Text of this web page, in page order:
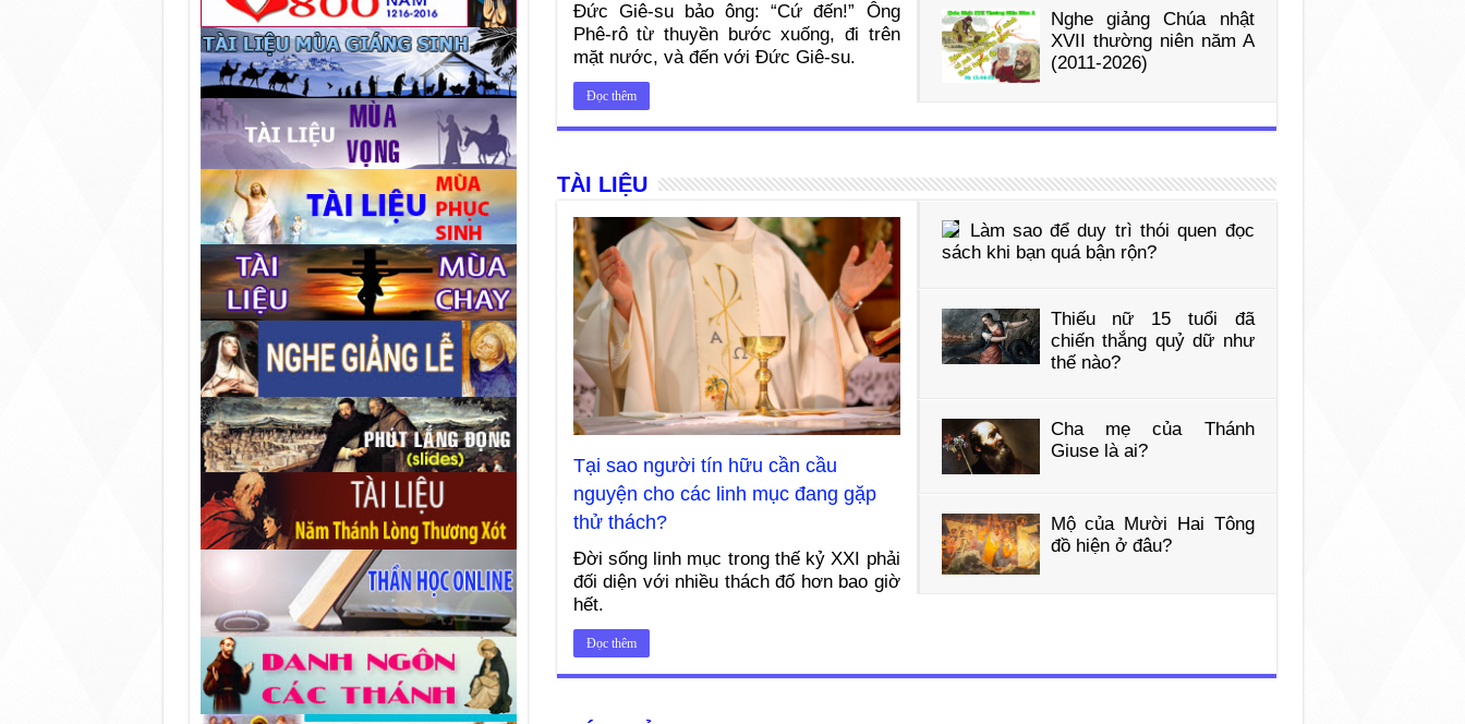
Đức Giê-su bảo ông: “Cứ đến!” Ông
Phê-rô từ thuyền bước xuống, đi trên
mặt nước, và đến với Đức Giê-su.
Đọc thêm
Nghe giảng Chúa nhật
XVII thường niên năm A
(2011-2026)
TÀI LIỆU
Tại sao người tín hữu cần cầu
nguyện cho các linh mục đang gặp
thử thách?
Đời sống linh mục trong thế kỷ XXI phải
đối diện với nhiều thách đố hơn bao giờ
hết.
Đọc thêm
Làm sao để duy trì thói quen đọc
sách khi bạn quá bận rộn?
Thiếu nữ 15 tuổi đã
chiến thắng quỷ dữ như
thế nào?
Cha mẹ của Thánh
Giuse là ai?
Mộ của Mười Hai Tông
đồ hiện ở đâu?